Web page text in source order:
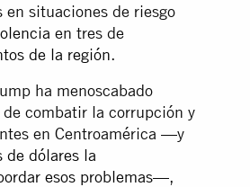
en situaciones de riesgo
en tres de
de la región.
ha menoscabado
combatir la corrupción y
en Centroamérica —y
de dólares la
esos problemas—,